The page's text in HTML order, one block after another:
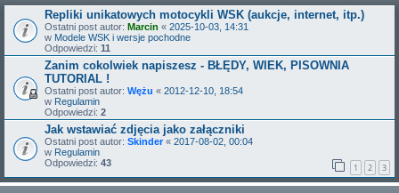
Repliki unikatowych motocykli WSK (aukcje, internet, itp.)
Ostatni post autor: Marcin « 2025-10-03, 14:31
w Modele WSK i wersje pochodne
Odpowiedzi: 11
Zanim cokolwiek napiszesz - BŁĘDY, WIEK, PISOWNIA
TUTORIAL !
Ostatni post autor: Wężu « 2012-12-10, 18:54
w Regulamin
Odpowiedzi: 2
Jak wstawiać zdjęcia jako załączniki
Ostatni post autor: Skinder« 2017-08-02, 00:04
w Regulamin
Odpowiedzi: 43 1 2 3